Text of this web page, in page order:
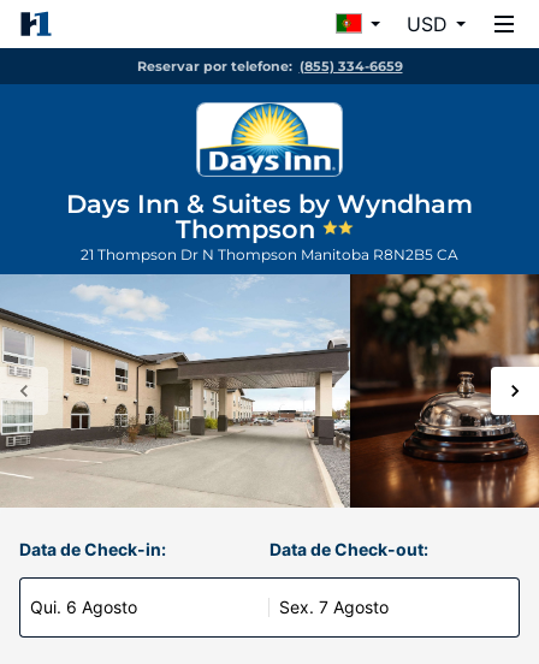
USD
Reservar por telefone: (855) 334-6659
Days Inn & Suites by Wyndham
Thompson
21 Thompson Dr N Thompson Manitoba R8N2B5 CA
Data de Check-in:
Qui. 6 Agosto
Data de Check-out:
Sex. 7 Agosto